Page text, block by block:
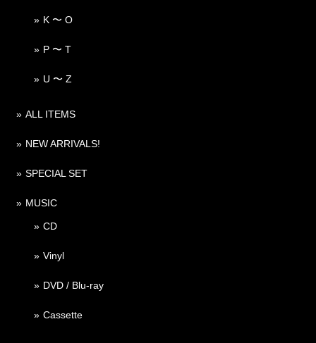
K 〜 O
P 〜 T
U 〜 Z
ALL ITEMS
NEW ARRIVALS!
SPECIAL SET
MUSIC
CD
Vinyl
DVD / Blu-ray
Cassette